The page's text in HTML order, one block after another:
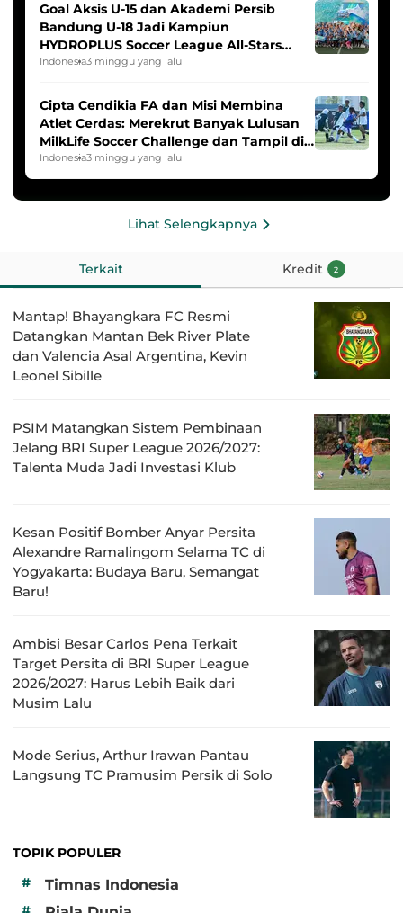
Goal Aksis U-15 dan Akademi Persib
Bandung U-18 Jadi Kampiun
HYDROPLUS Soccer League All-Stars
2025/2026
Indonesia3 minggu yang lalu
Cipta Cendikia FA dan Misi Membina
Atlet Cerdas: Merekrut Banyak Lulusan
MilkLife Soccer Challenge dan Tampil di
HYDROPLUS Soccer League
Indonesia3 minggu yang lalu
Lihat Selengkapnya
Terkait Kredit 2
Mantap! Bhayangkara FC Resmi
Datangkan Mantan Bek River Plate
dan Valencia Asal Argentina, Kevin
Leonel Sibille
PSIM Matangkan Sistem Pembinaan
Jelang BRI Super League 2026/2027:
Talenta Muda Jadi Investasi Klub
Kesan Positif Bomber Anyar Persita
Alexandre Ramalingom Selama TC di
Yogyakarta: Budaya Baru, Semangat
Baru!
Ambisi Besar Carlos Pena Terkait
Target Persita di BRI Super League
2026/2027: Harus Lebih Baik dari
Musim Lalu
Mode Serius, Arthur Irawan Pantau
Langsung TC Pramusim Persik di Solo
TOPIK POPULER
#
Timnas Indonesia